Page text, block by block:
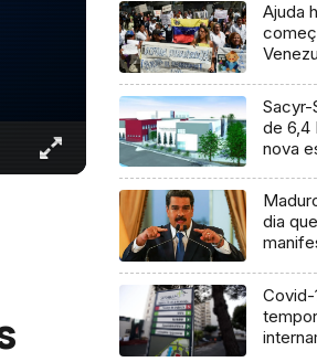
Ajuda
Sacyr-
de 6,4
nova
dia
Covid-